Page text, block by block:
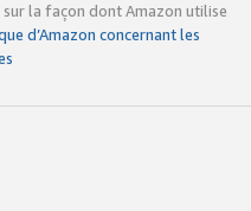
la façon dont Amazon utilise
d’Amazon concernant les